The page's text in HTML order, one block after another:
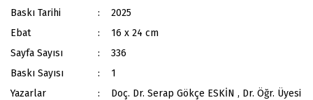
Baskı Tarihi
2025
Ebat
16 x 24 cm
Sayfa Sayısı
336
Baskı Sayısı
1
Yazarlar
Doç. Dr. Serap Gökçe ESKİN , Dr. Öğr. Üyesi